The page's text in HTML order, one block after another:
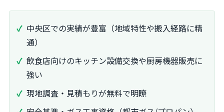
中央区での実績が豊富（地域特性や搬入経路に精
通）
飲食店向けのキッチン設備交換や厨房機器販売に
強い
現地調査・見積もりが無料で明瞭